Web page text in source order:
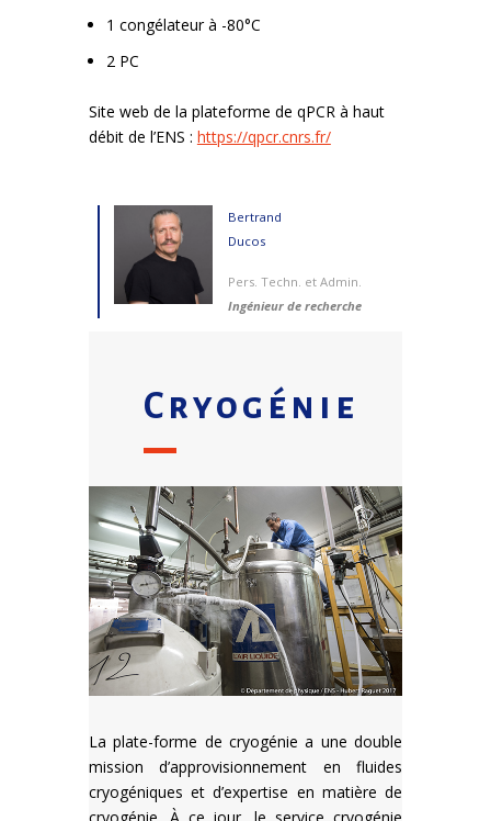
1 congélateur à -80°C
2 PC
Site web de la plateforme de qPCR à haut
débit de l’ENS : https://qpcr.cnrs.fr/
Bertrand
Ducos
Pers. Techn. et Admin.
Ingénieur de recherche
Cryogénie
La plate-forme de cryogénie a une double
mission d’approvisionnement en fluides
cryogéniques et d’expertise en matière de